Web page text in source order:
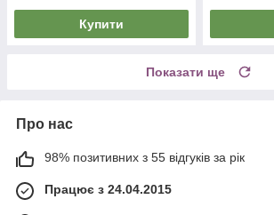
Купити
Показати ще
Про нас
98% позитивних з 55 відгуків за рік
Працює з 24.04.2015